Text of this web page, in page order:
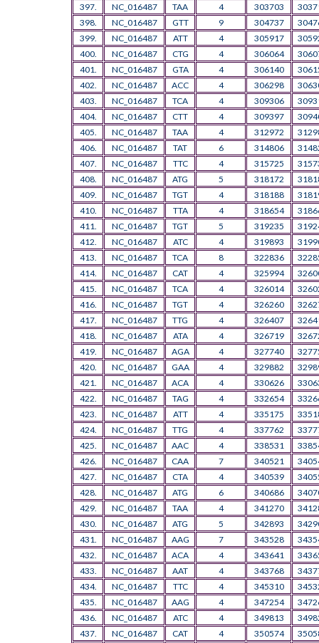
397.
NC_016487 TAA 4 303703
398.
NC_016487 GTT 9 304737
399.
NC_016487 ATT 4 305917
400.
NC_016487 CTG 4 306064
401.
NC_016487 GTA 4 306140
402.
NC_016487 ACC 4 306298
403.
NC_016487 TCA 4 309306
404.
NC_016487 CTT 4 309397
405.
NC_016487 TAA 4 312972
406.
NC_016487 TAT 6 314806
407.
NC_016487 TTC 4 315725
408.
NC_016487 ATG 5 318172
409.
NC_016487 TGT 4 318188
410.
NC_016487 TTA 4 318654
411.
NC_016487 TGT 5 319235
412.
NC_016487 ATC 4 319893
413.
NC_016487 TCA 8 322836
414.
NC_016487 CAT 4 325994
415.
NC_016487 TCA 4 326014
416.
NC_016487 TGT 4 326260
417.
NC_016487 TTG 4 326407
418.
NC_016487 ATA 4 326719
419.
NC_016487 AGA 4 327740
420.
NC_016487 GAA 4 329882
421.
NC_016487 ACA 4 330626
422.
NC_016487 TAG 4 332654
423.
NC_016487 ATT 4 335175
424.
NC_016487 TTG 4 337762
425.
NC_016487 AAC 4 338531
426.
NC_016487 CAA 7 340521
427.
NC_016487 CTA 4 340539
428.
NC_016487 ATG 6 340686
429.
NC_016487 TAA 4 341270
430.
NC_016487 ATG 5 342893
431.
NC_016487 AAG 7 343528
432.
NC_016487 ACA 4 343641
433.
NC_016487 AAT 4 343768
434.
NC_016487 TTC 4 345310
435.
NC_016487 AAG 4 347254
436.
NC_016487 ATC 4 349813
437.
NC_016487 CAT 4 350574